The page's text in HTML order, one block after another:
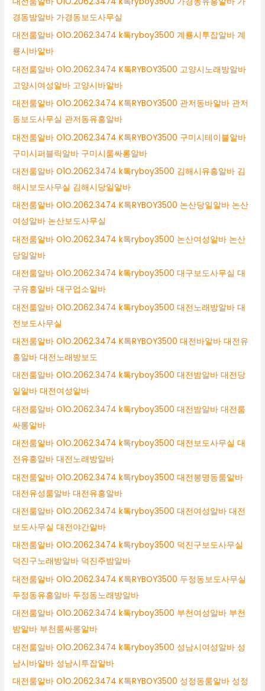
경동밤알바 가경동보도사무실
대전룸알바 O1O.2062.3474 k톡ryboy3500 계룡시투잡알바 계
룡시바알바
대전룸알바 O1O.2062.3474 K톡RYBOY3500 고양시노래방알바
고양시여성알바 고양시바알바
대전룸알바 O1O.2062.3474 K톡RYBOY3500 관저동바알바 관저
동보도사무실 관저동유흥알바
대전룸알바 O1O.2062.3474 K톡RYBOY3500 구미시테이블알바
구미시퍼블릭알바 구미시룸싸롱알바
대전룸알바 O1O.2062.3474 k톡ryboy3500 김해시유흥알바 김
해시보도사무실 김해시당일알바
대전룸알바 O1O.2062.3474 K톡RYBOY3500 논산당일알바 논산
여성알바 논산보도사무실
대전룸알바 O1O.2062.3474 k톡ryboy3500 논산여성알바 논산
당일알바
대전룸알바 O1O.2062.3474 k톡ryboy3500 대구보도사무실 대
구유흥알바 대구업소알바
대전룸알바 O1O.2062.3474 k톡ryboy3500 대전노래방알바 대
전보도사무실
대전룸알바 O1O.2062.3474 K톡RYBOY3500 대전바알바 대전유
흥알바 대전노래방보도
대전룸알바 O1O.2062.3474 k톡ryboy3500 대전밤알바 대전당
일알바 대전여성알바
대전룸알바 O1O.2062.3474 k톡ryboy3500 대전밤알바 대전룸
싸롱알바
대전룸알바 O1O.2062.3474 k톡ryboy3500 대전보도사무실 대
전유흥알바 대전노래방알바
대전룸알바 O1O.2062.3474 k톡ryboy3500 대전봉명동룸알바
대전유성룸알바 대전유흥알바
대전룸알바 O1O.2062.3474 k톡ryboy3500 대전여성알바 대전
보도사무실 대전야간알바
대전룸알바 O1O.2062.3474 k톡ryboy3500 덕진구보도사무실
덕진구노래방알바 덕진주밤알바
대전룸알바 O1O.2062.3474 K톡RYBOY3500 두정동보도사무실
두정동유흥알바 두정동노래방알바
대전룸알바 O1O.2062.3474 k톡ryboy3500 부천여성알바 부천
밤알바 부천룸싸롱알바
대전룸알바 O1O.2062.3474 k톡ryboy3500 성남시여성알바 성
남시바알바 성남시투잡알바
대전룸알바 O1O.2062.3474 K톡RYBOY3500 성정동룸알바 성정